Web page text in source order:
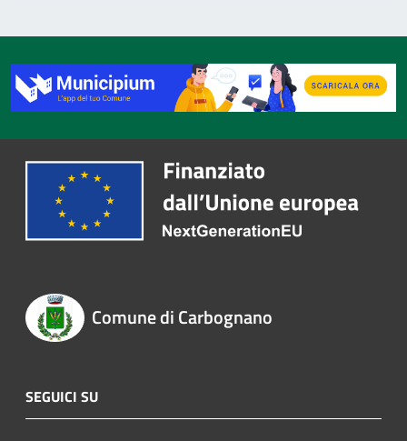
Comune di Carbognano
SEGUICI SU